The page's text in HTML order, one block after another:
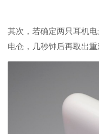
其次，若确定两只耳机
电仓，几秒钟后再取出重